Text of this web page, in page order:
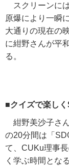
スクリーンに
原爆により一瞬
大通りの現在の
に紺野さんが平
る。
■クイズで楽し
紺野美沙子さ
の20分間は「
て、 CUKu理事
く学ぶ時間となる